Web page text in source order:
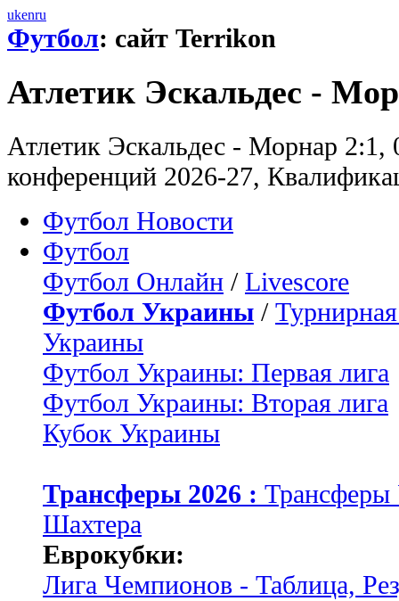
ukenru
Футбол: сайт Terrikon
Атлетик Эскальдес -
Атлетик Эскальдес - Морнар 2:1,
конференций 2026-27,
Футбол Новости
Футбол
Футбол Онлайн / Livescore
Футбол Украины /
Украины
Футбол Украины: Первая лига
Футбол Украины: Вторая лига
Кубок Украины
Трансферы 2026 :
Шахтера
Еврокубки:
Лига Чемпионов - Таблица,